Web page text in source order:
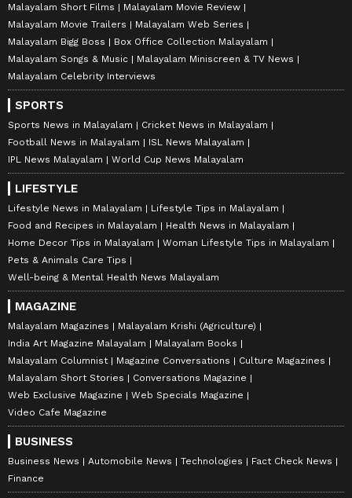
Malayalam Short Films
Malayalam Movie Review
Malayalam Movie Trailers
Malayalam Web Series
Malayalam Bigg Boss
Box Office Collection Malayalam
Malayalam Songs & Music
Malayalam Miniscreen & TV News
Malayalam Celebrity Interviews
SPORTS
Sports News in Malayalam
Cricket News in Malayalam
Football News in Malayalam
ISL News Malayalam
IPL News Malayalam
World Cup News Malayalam
LIFESTYLE
Lifestyle News in Malayalam
Lifestyle Tips in Malayalam
Food and Recipes in Malayalam
Health News in Malayalam
Home Decor Tips in Malayalam
Woman Lifestyle Tips in Malayalam
Pets & Animals Care Tips
Well-being & Mental Health News Malayalam
MAGAZINE
Malayalam Magazines
Malayalam Krishi (Agriculture)
India Art Magazine Malayalam
Malayalam Books
Malayalam Columnist
Magazine Conversations
Culture Magazines
Malayalam Short Stories
Conversations Magazine
Web Exclusive Magazine
Web Specials Magazine
Video Cafe Magazine
BUSINESS
Business News Automobile News Technologies
Fact Check News
Finance